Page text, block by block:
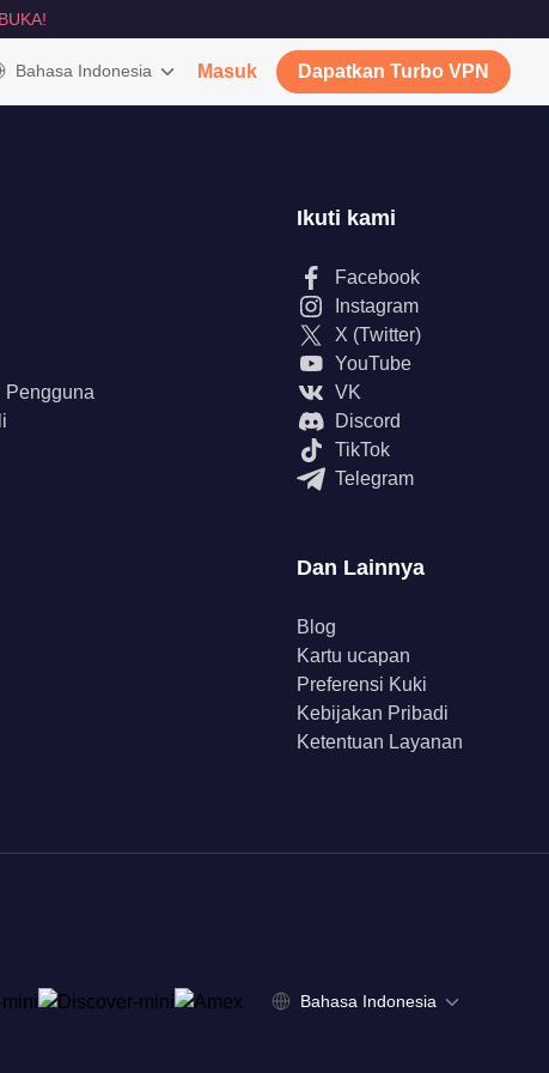
Bahasa Indonesia Masuk Dapatkan Turbo VPN
Pengguna
Ikuti kami
Facebook
Instagram
X (Twitter)
YouTube
VK
Discord
TikTok
Telegram
Dan Lainnya
Blog
Kartu ucapan
Preferensi Kuki
Kebijakan Pribadi
Ketentuan Layanan
Bahasa Indonesia